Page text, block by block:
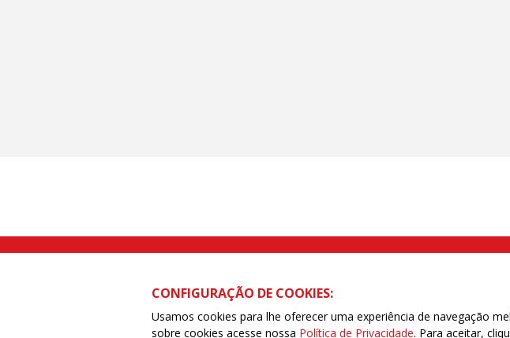
Rua Caetano Pinto nº 575 CEP 03041-000 Brás, São Paulo/SP | Telefone
CONFIGURAÇÃO DE COOKIES:
Usamos cookies para lhe oferecer uma experiência de navegação
sobre cookies acesse nossa Política de Privacidade. Para aceitar,